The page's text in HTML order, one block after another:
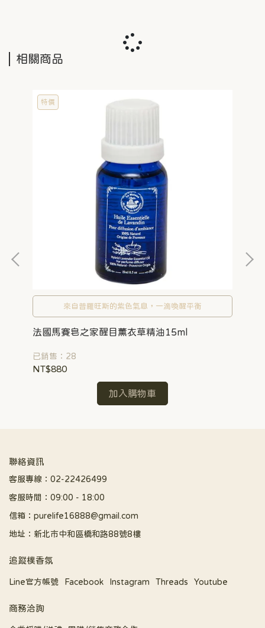
相關商品
特價
來自普羅旺斯的紫色氣息，一滴喚醒平衡
法國馬賽皂之家醒目薰衣草精油15ml
已銷售：28
NT$880
加入購物車
聯絡資訊
客服專線：02-22426499
客服時間：09:00 - 18:00
信箱：purelife16888@gmail.com
地址：新北市中和區橋和路88號8樓
追蹤樸香氛
Line官方帳號 Facebook Instagram Threads Youtube
商務洽詢